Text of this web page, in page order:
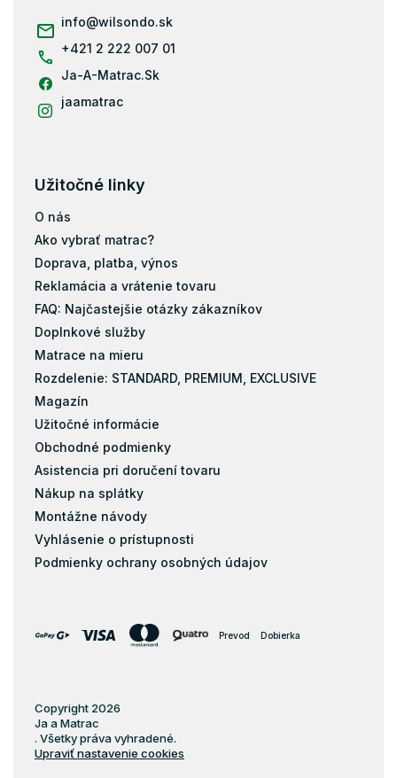
info@wilsondo.sk
+421 2 222 007 01
Ja-A-Matrac.Sk
jaamatrac
Užitočné linky
O nás
Ako vybrať matrac?
Doprava, platba, výnos
Reklamácia a vrátenie tovaru
FAQ: Najčastejšie otázky zákazníkov
Doplnkové služby
Matrace na mieru
Rozdelenie: STANDARD, PREMIUM, EXCLUSIVE
Magazín
Užitočné informácie
Obchodné podmienky
Asistencia pri doručení tovaru
Nákup na splátky
Montážne návody
Vyhlásenie o prístupnosti
Podmienky ochrany osobných údajov
Prevod Dobierka
Copyright 2026
Ja a Matrac
. Všetky práva vyhradené.
Upraviť nastavenie cookies